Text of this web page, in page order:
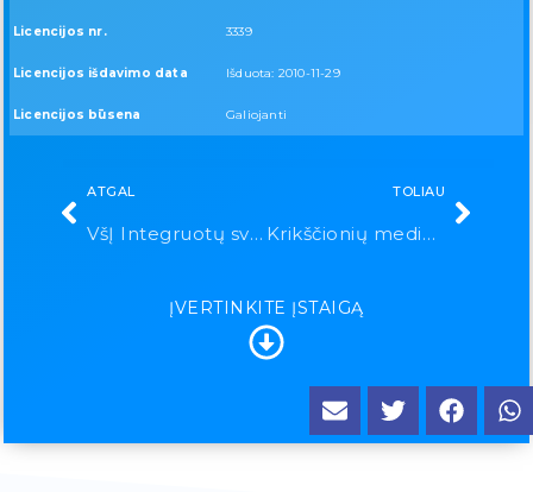
Licencijos nr. 3339
Licencijos išdavimo data Išduota: 2010-11-29
Licencijos būsena Galiojanti
ATGAL
VšĮ Integruotų sveikatos paslaugų centro Vilniaus padalinys
TOLIAU
Krikščionių medicinos centras
ĮVERTINKITE ĮSTAIGĄ